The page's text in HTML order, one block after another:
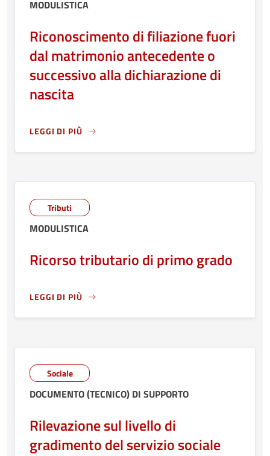
MODULISTICA
Riconoscimento di filiazione fuori
dal matrimonio antecedente o
successivo alla dichiarazione di
nascita
LEGGI DI PIÙ
LEGGI ANCORA RIGUARDO A: RICONOSCIMENTO DI
Tributi
MODULISTICA
Ricorso tributario di primo grado
LEGGI DI PIÙ
LEGGI ANCORA RIGUARDO A: RICORSO TRIBUTARIO DI
Sociale
DOCUMENTO (TECNICO) DI SUPPORTO
Rilevazione sul livello di
gradimento del servizio sociale